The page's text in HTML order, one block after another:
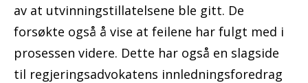
av at utvinningstillatelsene ble gitt. De
forsøkte også å vise at feilene har fulgt med i
prosessen videre. Dette har også en slagside
til regjeringsadvokatens innledningsforedrag